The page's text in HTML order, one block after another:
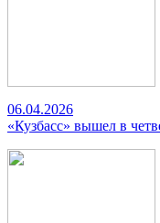
06.04.2026
«Кузбасс» вышел в